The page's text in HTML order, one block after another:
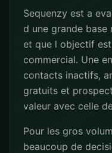
Sequenzy est a
d une grande
et que l objectif
commercial. Une
contacts inactifs,
gratuits et
valeur avec celle
Pour les gros
beaucoup de